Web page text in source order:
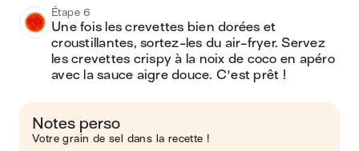
Étape 6
Une fois les crevettes bien dorées et
croustillantes, sortez-les du air-fryer. Servez
les crevettes crispy à la noix de coco en apéro
avec la sauce aigre douce. C'est prêt !
Notes perso
Votre grain de sel dans la recette !